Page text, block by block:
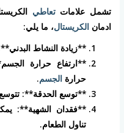
تشمل علاماتتعاطي
ادمانالكريستال، ما يلي:
**زيادة النشاط
**ارتفاع حرارة
حرارةالجسم.
**توسع الحدقة**:
**فقدان الشهية**:
تناول الطعام.